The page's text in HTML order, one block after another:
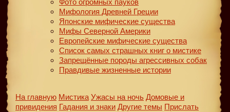
Мифология Древней Греции
Японские мифические существа
Мифы Северной Америки
Европейские мифические существа
Список самых страшных книг о мистике
Запрещённые породы агрессивных собак
Правдивые жизненные истории
На главную Мистика Ужасы на ночь Домовые и
привидения Гадания и знаки Другие темы Прислать